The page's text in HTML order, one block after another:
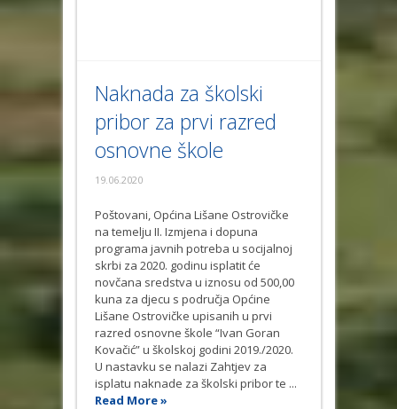
Naknada za školski
pribor za prvi razred
osnovne škole
19.06.2020
Poštovani, Općina Lišane Ostrovičke
na temelju II. Izmjena i dopuna
programa javnih potreba u socijalnoj
skrbi za 2020. godinu isplatit će
novčana sredstva u iznosu od 500,00
kuna za djecu s područja Općine
Lišane Ostrovičke upisanih u prvi
razred osnovne škole “Ivan Goran
Kovačić” u školskoj godini 2019./2020.
U nastavku se nalazi Zahtjev za
isplatu naknade za školski pribor te ...
Read More »